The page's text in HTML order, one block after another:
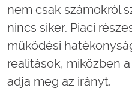
nem csak számokról
nincs siker. Piaci
működési
realitások, miközben
adja meg az irányt.